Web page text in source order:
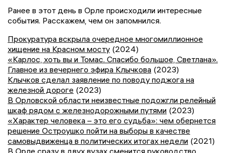
Ранее в этот день в Орле происходили интересные
события. Расскажем, чем он запомнился.
Прокуратура вскрыла очередное многомиллионное
хищение на Красном мосту (2024)
«Карлос, хоть вы и Томас. Спасибо большое, Светлана».
Главное из вечернего эфира Клычкова (2023)
Клычков сделал заявление по поводу поджога на
железной дороге (2023)
В Орловской области неизвестные подожгли релейный
шкаф рядом с железнодорожными путями (2023)
«Характер человека – это его судьба»: чем обернется
решение Остроушко пойти на выборы в качестве
самовыдвиженца в политических итогах недели (2021)
В Орле сразу в двух вузах сменится руководство